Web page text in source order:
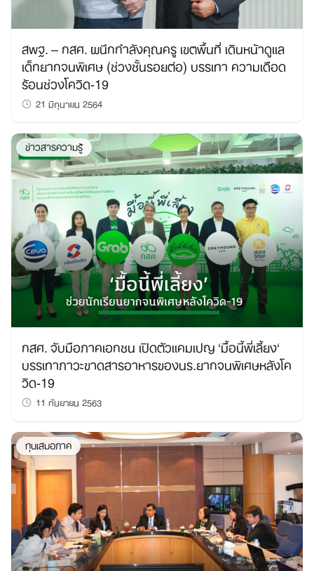
สพฐ. – กสศ. ผนึกกำลังคุณครู เขตพื้นที่ เดินหน้าดูแล
เด็กยากจนพิเศษ (ช่วงชั้นรอยต่อ) บรรเทา ความเดือด
ร้อนช่วงโควิด-19
21 มิถุนายน 2564
ข่าวสารความรู้
กสศ. จับมือภาคเอกชน เปิดตัวแคมเปญ ‘มื้อนี้พี่เลี้ยง‘
บรรเทาภาวะขาดสารอาหารของนร.ยากจนพิเศษหลังโค
วิด-19
11 กันยายน 2563
ทุนเสมอภาค